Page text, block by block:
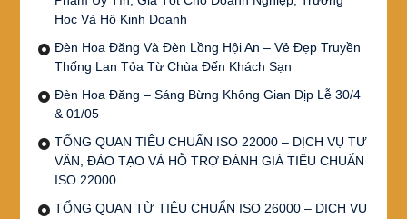
Học Và Hộ Kinh Doanh
Đèn Hoa Đăng Và Đèn Lồng Hội An – Vẻ Đẹp Truyền
Thống Lan Tỏa Từ Chùa Đến Khách Sạn
Đèn Hoa Đăng – Sáng Bừng Không Gian Dịp Lễ 30/4
& 01/05
TỔNG QUAN TIÊU CHUẨN ISO 22000 – DỊCH VỤ TƯ
VẤN, ĐÀO TẠO VÀ HỖ TRỢ ĐÁNH GIÁ TIÊU CHUẨN
ISO 22000
TỔNG QUAN TỪ TIÊU CHUẨN ISO 26000 – DỊCH VỤ